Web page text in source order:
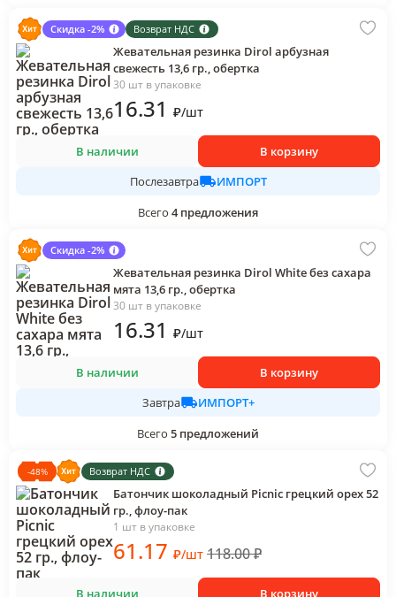
Скидка -2% Возврат НДС
Жевательная резинка Dirol арбузная
свежесть 13,6 гр., обертка
30 шт в упаковке
16.31 ₽/шт
В наличии
В корзину
Послезавтра
ИМПОРТ
Всего 4 предложения
Скидка -2%
Жевательная резинка Dirol White без сахара
мята 13,6 гр., обертка
30 шт в упаковке
16.31 ₽/шт
В наличии
В корзину
Завтра
ИМПОРТ+
Всего 5 предложений
-48% Возврат НДС
Батончик шоколадный Picnic грецкий орех 52
гр., флоу-пак
1 шт в упаковке
61.17 ₽/шт 118.00₽
В наличии
В корзину